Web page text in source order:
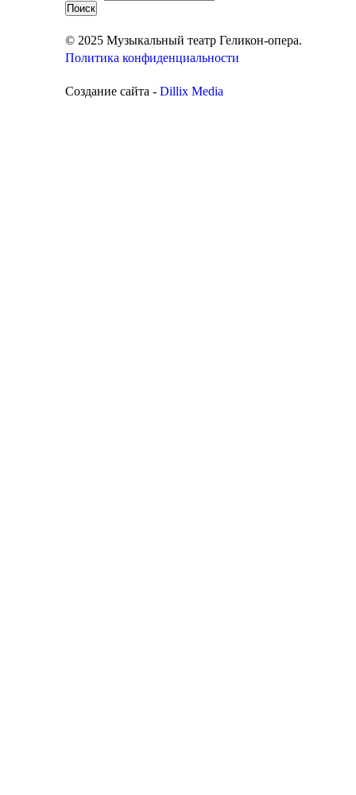
© 2025 Музыкальный театр Геликон-опера.
Политика конфиденциальности
Создание сайта - Dillix Media